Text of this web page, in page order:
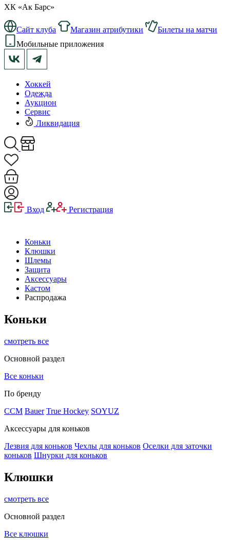
ХК «Ак Барс»
Сайт клуба Магазин атрибутики
Билеты на матчи
Мобильные приложения
Хоккей
Одежда
Аукцион
Сервис
Ликвидация
Вход Регистрация
Коньки
Клюшки
Шлемы
Защита
Аксессуары
Кастом
Распродажа
Коньки
смотреть все
Основной раздел
Все коньки
По бренду
ССМ Bauer True Hockey SOYUZ
Аксессуары для коньков
Лезвия для коньков Чехлы для коньков Оселки для заточки
коньков Шнурки для коньков
Клюшки
смотреть все
Основной раздел
Все клюшки